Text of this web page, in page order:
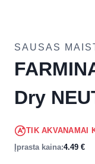
SAUSAS
Dry
TIK AKVANAMAI
Įprasta kaina:4.49 €